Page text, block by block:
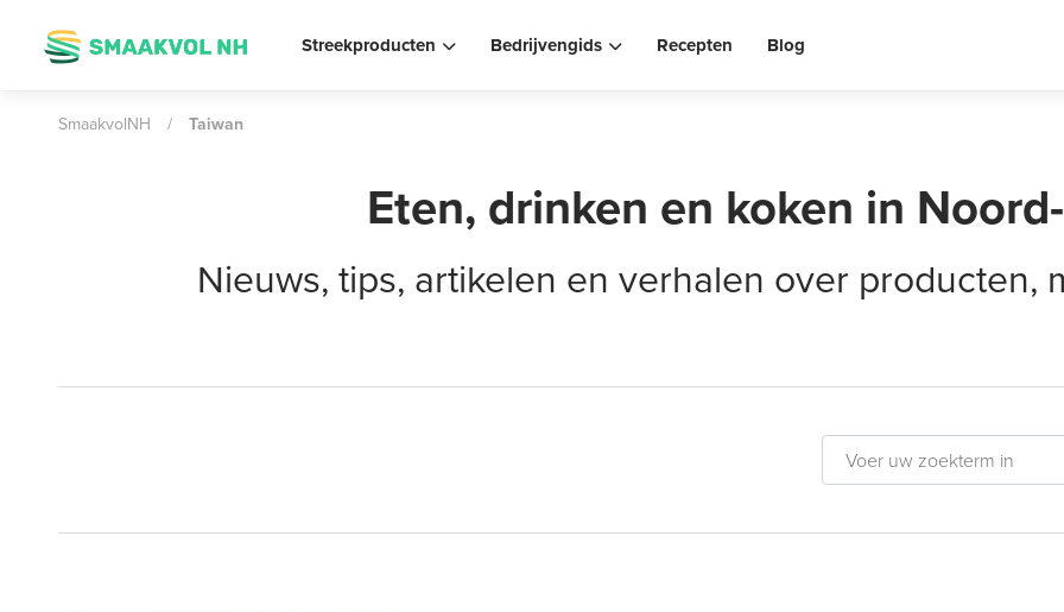
Streekproducten Bedrijvengids Recepten Blog
SmaakvolNH / Taiwan
Eten, drinken en koken in
Nieuws, tips, artikelen en verhalen over producten,